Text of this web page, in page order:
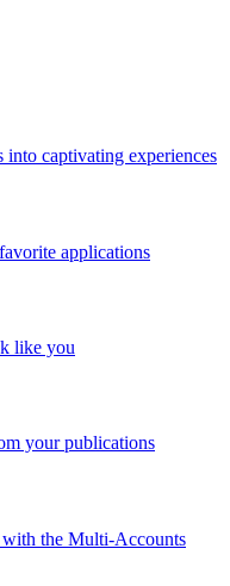
captivating experiences
applications
like you
your publications
with the Multi-Accounts